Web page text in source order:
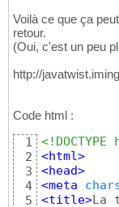
Voilà ce que ça
retour.
(Oui, c'est un peu
http://
Code html :
1
2
3
4
5
<!DOCTYPE
<html>
<head>
<meta
<title>La